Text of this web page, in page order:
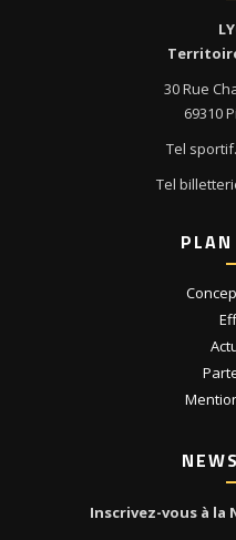
30 Rue
69310
Tel
Tel
Inscrivez-vous à la